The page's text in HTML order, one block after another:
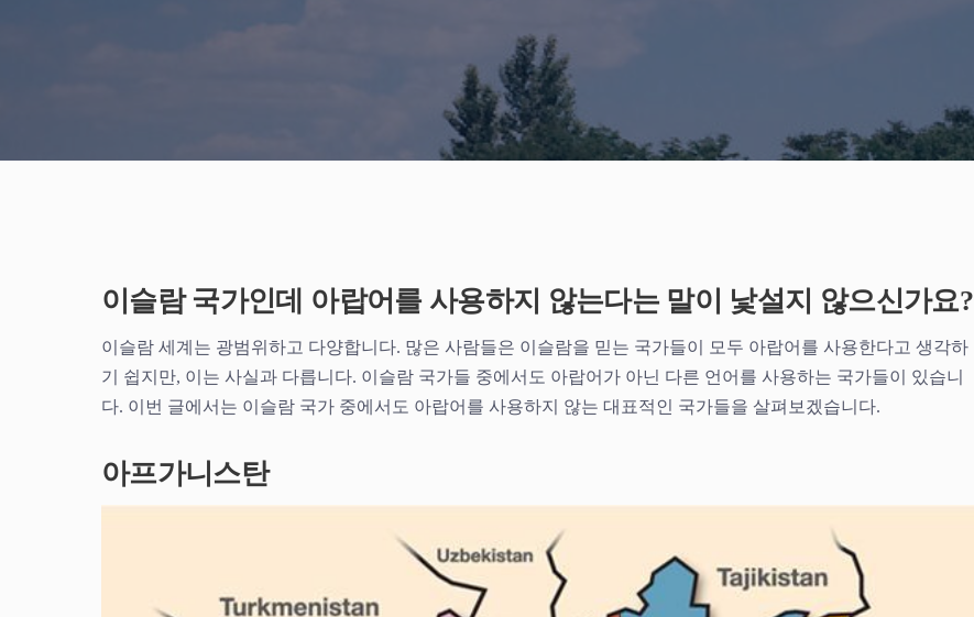
이슬람 국가인데 아랍어를 사용하지 않는다는 말이 낯설지 않으신가요?
이슬람 세계는 광범위하고 다양합니다. 많은 사람들은 이슬람을 믿는 국가들이 모두 아랍어를 사용한다고 생각하
기 쉽지만, 이는 사실과 다릅니다. 이슬람 국가들 중에서도 아랍어가 아닌 다른 언어를 사용하는 국가들이 있습니
다. 이번 글에서는 이슬람 국가 중에서도 아랍어를 사용하지 않는 대표적인 국가들을 살펴보겠습니다.
아프가니스탄